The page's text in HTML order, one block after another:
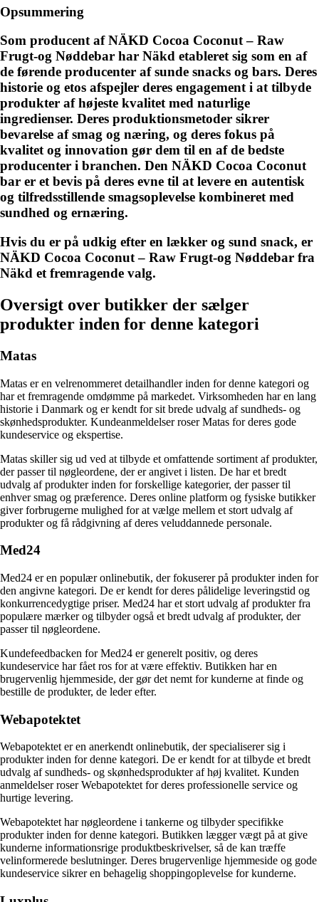
Opsummering
Som producent af NÄKD Cocoa Coconut – Raw
Frugt-og Nøddebar har Näkd etableret sig som en af
de førende producenter af sunde snacks og bars. Deres
historie og etos afspejler deres engagement i at tilbyde
produkter af højeste kvalitet med naturlige
ingredienser. Deres produktionsmetoder sikrer
bevarelse af smag og næring, og deres fokus på
kvalitet og innovation gør dem til en af de bedste
producenter i branchen. Den NÄKD Cocoa Coconut
bar er et bevis på deres evne til at levere en autentisk
og tilfredsstillende smagsoplevelse kombineret med
sundhed og ernæring.
Hvis du er på udkig efter en lækker og sund snack, er
NÄKD Cocoa Coconut – Raw Frugt-og Nøddebar fra
Näkd et fremragende valg.
Oversigt over butikker der sælger
produkter inden for denne kategori
Matas
Matas er en velrenommeret detailhandler inden for denne kategori og
har et fremragende omdømme på markedet. Virksomheden har en lang
historie i Danmark og er kendt for sit brede udvalg af sundheds- og
skønhedsprodukter. Kundeanmeldelser roser Matas for deres gode
kundeservice og ekspertise.
Matas skiller sig ud ved at tilbyde et omfattende sortiment af produkter,
der passer til nøgleordene, der er angivet i listen. De har et bredt
udvalg af produkter inden for forskellige kategorier, der passer til
enhver smag og præference. Deres online platform og fysiske butikker
giver forbrugerne mulighed for at vælge mellem et stort udvalg af
produkter og få rådgivning af deres veluddannede personale.
Med24
Med24 er en populær onlinebutik, der fokuserer på produkter inden for
den angivne kategori. De er kendt for deres pålidelige leveringstid og
konkurrencedygtige priser. Med24 har et stort udvalg af produkter fra
populære mærker og tilbyder også et bredt udvalg af produkter, der
passer til nøgleordene.
Kundefeedbacken for Med24 er generelt positiv, og deres
kundeservice har fået ros for at være effektiv. Butikken har en
brugervenlig hjemmeside, der gør det nemt for kunderne at finde og
bestille de produkter, de leder efter.
Webapotektet
Webapotektet er en anerkendt onlinebutik, der specialiserer sig i
produkter inden for denne kategori. De er kendt for at tilbyde et bredt
udvalg af sundheds- og skønhedsprodukter af høj kvalitet. Kunden
anmeldelser roser Webapotektet for deres professionelle service og
hurtige levering.
Webapotektet har nøgleordene i tankerne og tilbyder specifikke
produkter inden for denne kategori. Butikken lægger vægt på at give
kunderne informationsrige produktbeskrivelser, så de kan træffe
velinformerede beslutninger. Deres brugervenlige hjemmeside og gode
kundeservice sikrer en behagelig shoppingoplevelse for kunderne.